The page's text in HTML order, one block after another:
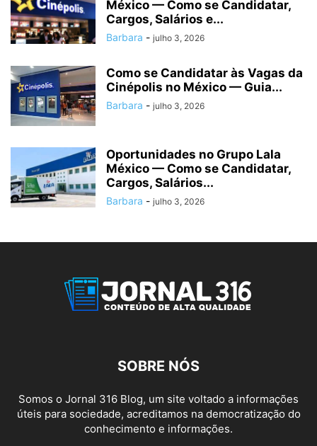
México — Como se Candidatar,
Cargos, Salários e...
Barbara - julho 3, 2026
Como se Candidatar às Vagas da
Cinépolis no México — Guia...
Barbara - julho 3, 2026
Oportunidades no Grupo Lala
México — Como se Candidatar,
Cargos, Salários...
Barbara - julho 3, 2026
SOBRE NÓS
Somos o Jornal 316 Blog, um site voltado a informações
úteis para sociedade, acreditamos na democratização do
conhecimento e informações.